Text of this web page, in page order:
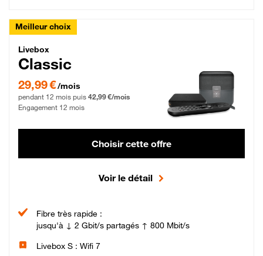
Meilleur choix
Livebox Classic Fibre
Livebox
Classic
29,99 € par mois pendant 12 mois puis 42,99 € par mois, Engagement 12 mois
29,99 €/mois
pendant 12 mois puis 42,99 €/mois
Engagement 12 mois
Choisir cette offre
Voir le détail
Fibre très rapide :
jusqu'à ↓ 2 Gbit/s partagés ↑ 800 Mbit/s
Livebox S : Wifi 7